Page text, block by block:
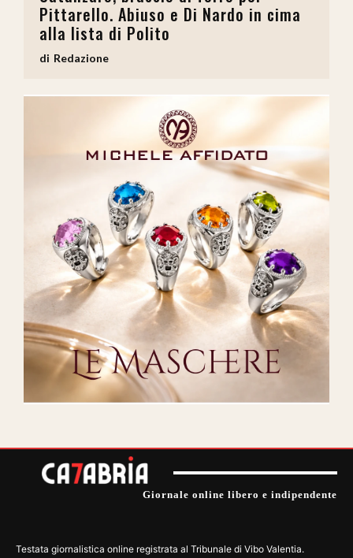
Pittarello. Abiuso e Di Nardo in cima
alla lista di Polito
Redazione
Giornale online libero e indipendente
Testata giornalistica online registrata al Tribunale di Vibo Valentia.